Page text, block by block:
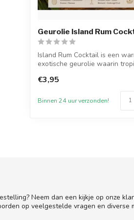
Geurolie Island Rum
Island Rum Cocktail is een
exotische geurolie waarin
€3,95
Binnen 24 uur verzonden!
Neem dan een kijkje op onze
op veelgestelde vragen en diverse